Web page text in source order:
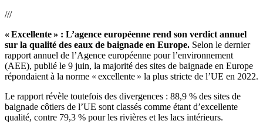
///
« Excellente » : L’agence européenne rend son verdict annuel
sur la qualité des eaux de baignade en Europe. Selon le dernier
rapport annuel de l’Agence européenne pour l’environnement
(AEE), publié le 9 juin, la majorité des sites de baignade en Europe
répondaient à la norme « excellente » la plus stricte de l’UE en 2022.
Le rapport révèle toutefois des divergences : 88,9 % des sites de
baignade côtiers de l’UE sont classés comme étant d’excellente
qualité, contre 79,3 % pour les rivières et les lacs intérieurs.